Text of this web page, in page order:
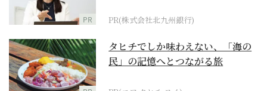
PR PR(株式会社北九州銀行)
タヒチでしか味わえない、「海の
民」の記憶へとつながる旅